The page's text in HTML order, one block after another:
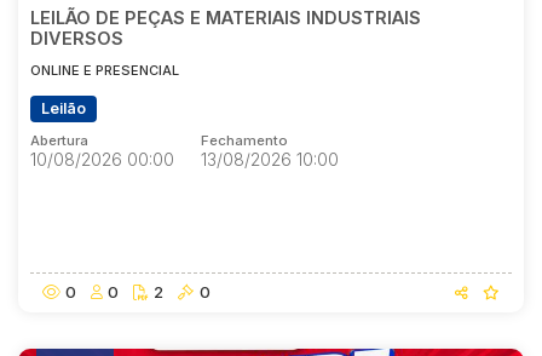
LEILÃO DE PEÇAS E MATERIAIS INDUSTRIAIS
DIVERSOS
ONLINE E PRESENCIAL
Leilão
Abertura
10/08/2026 00:00
Fechamento
13/08/2026 10:00
0 0 2 0